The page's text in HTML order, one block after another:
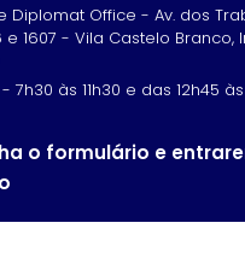
Diplomat Office - Av. dos
e 1607 - Vila Castelo Branco,
7h30 às 11h30 e das 12h45 às
o formulário e